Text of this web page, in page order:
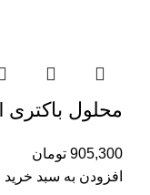
محلول باکتری Nitro bacter ALITA 500ml
905,300 تومان
افزودن به سبد خرید